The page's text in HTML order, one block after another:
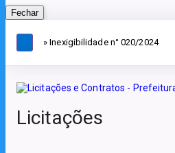
» Inexigibilidade n° 020/2024
Licitações
Fechar